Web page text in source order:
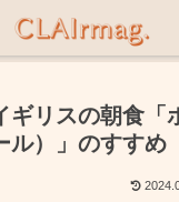
ギリスの朝食「
ル）」のすすめ